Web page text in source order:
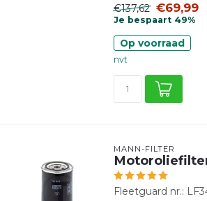
€137,62 €69,99
Je bespaart 49%
Op voorraad
nvt
MANN-FILTER
Fleetguard nr.: